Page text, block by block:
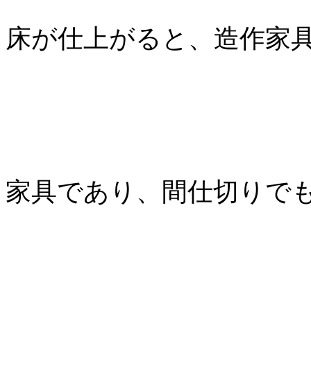
床が仕上がると、造作家
家具であり、間仕切りで